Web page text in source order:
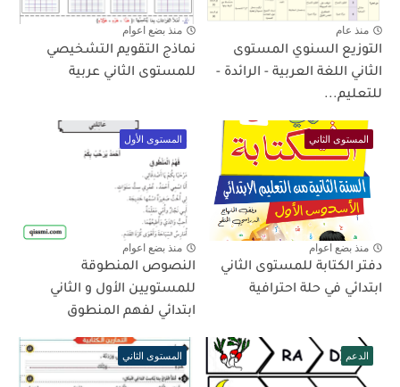
منذ عام
التوزيع السنوي المستوى
الثاني اللغة العربية - الرائدة -
للتعليم...
منذ بضع اعوام
نماذج التقويم التشخيصي
للمستوى الثاني عربية
المستوى الثاني
منذ بضع اعوام
دفتر الكتابة للمستوى الثاني
ابتدائي في حلة احترافية
المستوى الأول
منذ بضع اعوام
النصوص المنطوقة
للمستويين الأول و الثاني
ابتدائي لفهم المنطوق
الدعم المستوى الثاني